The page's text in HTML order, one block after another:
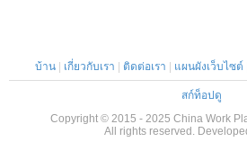
บ้าน| เกี่ยวกับเรา ติดต่อเรา แผนผังเว็บไซต์
สก์ท็อปดู
Copyright © 2015 - 2025 China Work
All rights reserved.